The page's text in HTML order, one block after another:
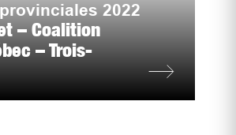
2022
– Coalition
– Trois-